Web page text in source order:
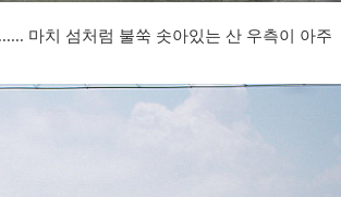
마치 섬처럼 불쑥 솟아있는 산 우측이 아주